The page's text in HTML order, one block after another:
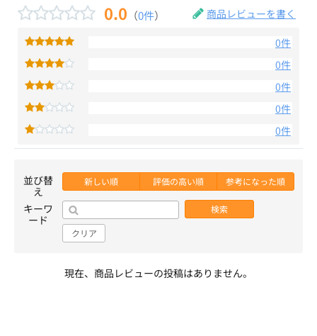
0.0 （0件） 商品レビューを書く
0件
0件
0件
0件
0件
並び替
え
新しい順 評価の高い順 参考になった順
キーワ
ード
検索
クリア
現在、商品レビューの投稿はありません。